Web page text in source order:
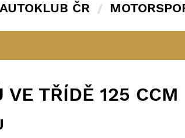
AUTOKLUB ČR
TŘÍDĚ 125 CCM